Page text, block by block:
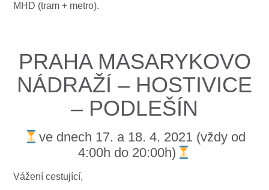
MHD (tram + metro).
PRAHA MASARYKOVO
NÁDRAŽÍ – HOSTIVICE
– PODLEŠÍN
ve dnech 17. a 18. 4. 2021 (vždy od
4:00h do 20:00h)
Vážení cestující,